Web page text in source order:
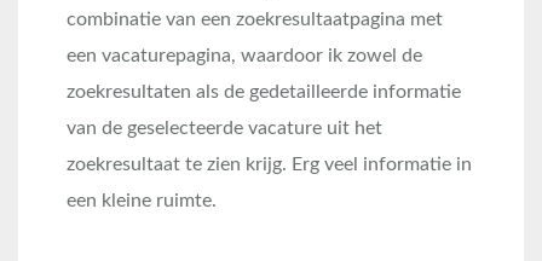
combinatie van een zoekresultaatpagina met
een vacaturepagina, waardoor ik zowel de
zoekresultaten als de gedetailleerde informatie
van de geselecteerde vacature uit het
zoekresultaat te zien krijg. Erg veel informatie in
een kleine ruimte.